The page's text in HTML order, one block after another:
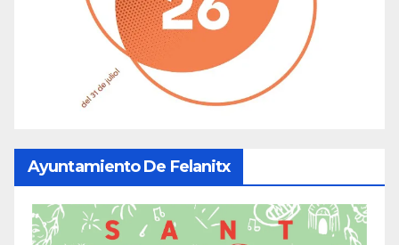
Ayuntamiento De Felanitx